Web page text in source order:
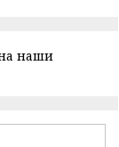
наши